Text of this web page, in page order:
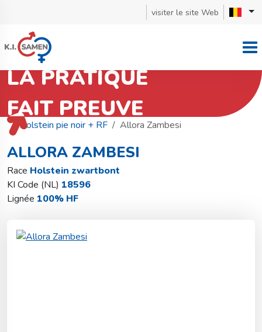
visiter le site Web
LA PRATIQUE
FAIT PREUVE
Retourner à la recherche de taureaux
Holstein pie noir + RF
Allora Zambesi
ALLORA ZAMBESI
Race Holstein zwartbont
KI Code (NL) 18596
Lignée 100% HF